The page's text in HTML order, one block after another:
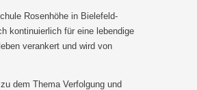
Rosenhöhe in Bielefeld-
kontinuierlich für eine lebendige
verankert und wird von
dem Thema Verfolgung und